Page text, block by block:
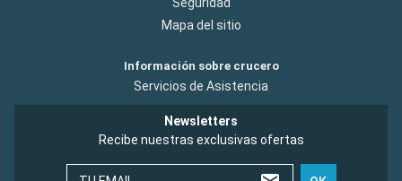
Mapa del sitio
Información sobre crucero
Servicios de Asistencia
Newsletters
Recibe nuestras exclusivas ofertas